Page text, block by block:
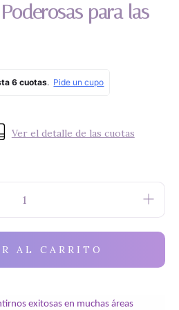
para las
Ver el detalle de las cuotas
exitosas en muchas áreas